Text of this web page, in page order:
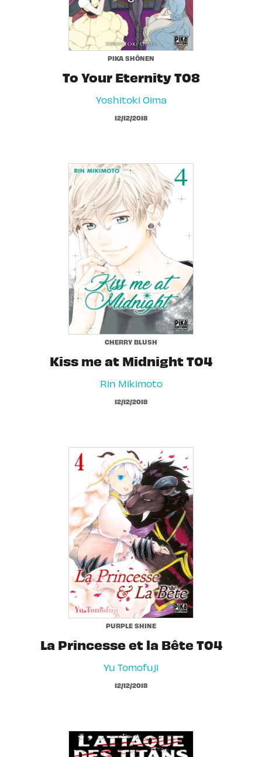
PIKA SHÔNEN
To Your Eternity T08
Yoshitoki Oima
12/12/2018
CHERRY BLUSH
Kiss me at Midnight T04
Rin Mikimoto
12/12/2018
PURPLE SHINE
La Princesse et la Bête T04
Yu Tomofuji
12/12/2018